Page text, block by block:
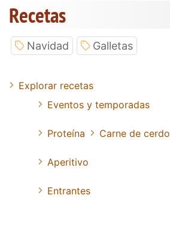
Recetas
Navidad Galletas
Explorar recetas
Eventos y temporadas
Proteína Carne de cerdo
Aperitivo
Entrantes